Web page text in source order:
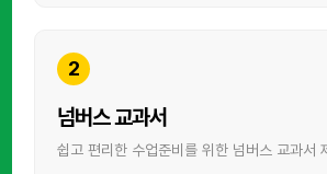
2
넘버스 교과서
쉽고 편리한 수업준비를 위한 넘버스 교과서